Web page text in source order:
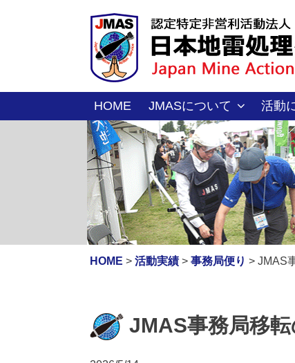
へ
キ
HOME JMASについて 活動
HOME > 活動実績 > 事務局便り > JMAS
JMAS事務局移